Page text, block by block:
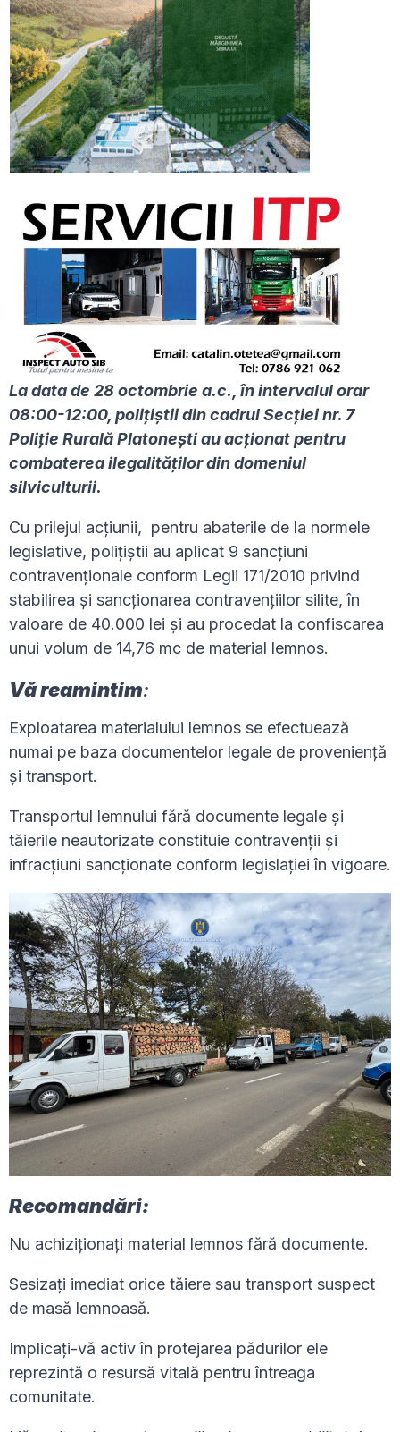
La data de 28 octombrie a.c., în intervalul orar
08:00-12:00, polițiștii din cadrul Secției nr. 7
Poliție Rurală Platonești au acționat pentru
combaterea ilegalităților din domeniul
silviculturii.
Cu prilejul acțiunii, pentru abaterile de la normele
legislative, polițiștii au aplicat 9 sancțiuni
contravenționale conform Legii 171/2010 privind
stabilirea și sancționarea contravențiilor silite, în
valoare de 40.000 lei și au procedat la confiscarea
unui volum de 14,76 mc de material lemnos.
Vă reamintim:
Exploatarea materialului lemnos se efectuează
numai pe baza documentelor legale de proveniență
și transport.
Transportul lemnului fără documente legale și
tăierile neautorizate constituie contravenții și
infracțiuni sancționate conform legislației în vigoare.
Recomandări:
Nu achiziționați material lemnos fără documente.
Sesizați imediat orice tăiere sau transport suspect
de masă lemnoasă.
Implicați-vă activ în protejarea pădurilor ele
reprezintă o resursă vitală pentru întreaga
comunitate.